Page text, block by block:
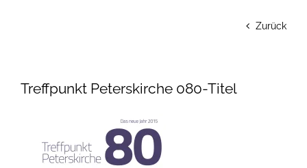
Zurück
Treffpunkt Peterskirche 080-Titel